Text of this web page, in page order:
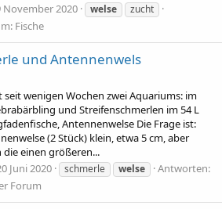
November 2020 welse zucht
Fische
und Antennenwels
seit wenigen Wochen zwei Aquariums: im
und Streifenschmerlen im 54 L
Antennenwelse Die Frage ist:
(2 Stück) klein, etwa 5 cm, aber
einen größeren...
Juni 2020 schmerle welse
Antworten:
Forum